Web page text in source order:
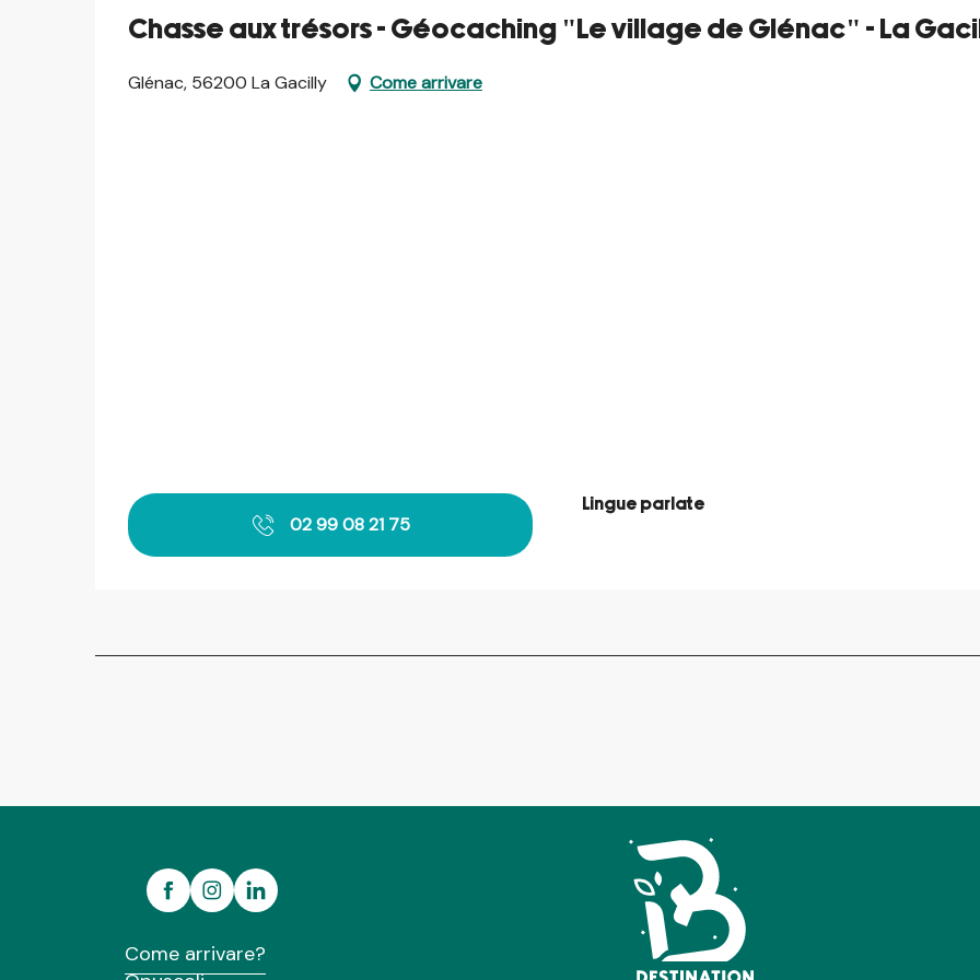
Chasse aux trésors - Géocaching "Le village de Glénac" - La
Glénac, 56200 La Gacilly Come arrivare
02 99 08 21 75
Lingue parlate
Lingue parlate
Come arrivare?